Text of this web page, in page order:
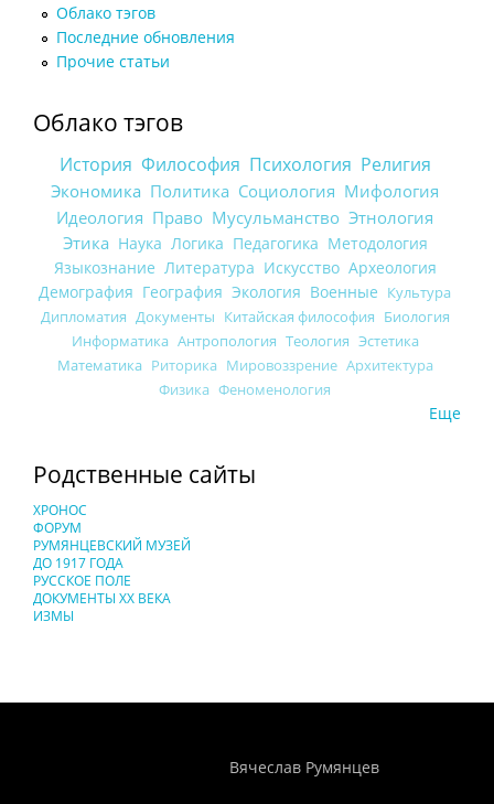
Облако тэгов
Последние обновления
Прочие статьи
Облако тэгов
История Философия Психология Религия
Экономика Политика Социология Мифология
Идеология Право Мусульманство Этнология
Этика Наука Логика Педагогика Методология
Языкознание Литература Искусство Археология
Демография География Экология Военные Культура
Дипломатия Документы Китайская философия Биология
Информатика Антропология Теология Эстетика
Математика Риторика Мировоззрение Архитектура
Физика Феноменология
Еще
Родственные сайты
ХРОНОС
ФОРУМ
РУМЯНЦЕВСКИЙ МУЗЕЙ
ДО 1917 ГОДА
РУССКОЕ ПОЛЕ
ДОКУМЕНТЫ XX ВЕКА
ИЗМЫ
Вячеслав Румянцев